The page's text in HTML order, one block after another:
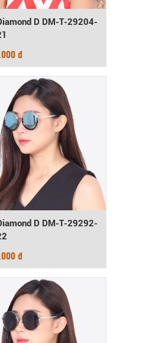
D DM-T-29204-
đ
D DM-T-29292-
đ